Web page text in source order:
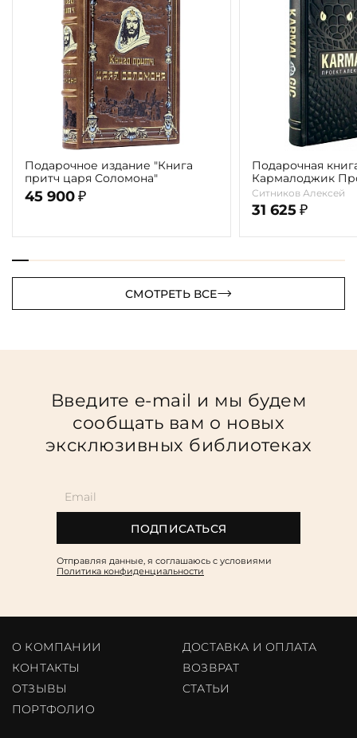
Подарочное издание "Книга
притч царя Соломона"
45 900 ₽
Подарочная
Кармалоджик
Ситникова"
Ситников Алексей
31 625 ₽
СМОТРЕТЬ ВСЕ
Введите e-mail и мы будем
сообщать вам о новых
эксклюзивных библиотеках
ПОДПИСАТЬСЯ
Отправляя данные, я соглашаюсь c условиями
Политика конфиденциальности
О КОМПАНИИ
ДОСТАВКА И ОПЛАТА
КОНТАКТЫ
ВОЗВРАТ
ОТЗЫВЫ
CТАТЬИ
ПОРТФОЛИО